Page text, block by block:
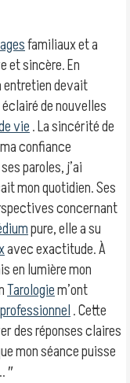
familiaux et a
et sincère. En
entretien devait
de nouvelles
vie. La sincérité de
confiance
paroles, j’ai
mon quotidien. Ses
concernant
pure, elle a su
avec exactitude. À
en lumière mon
Tarologiem’ont
. Cette
des réponses claires
mon séance puisse
″